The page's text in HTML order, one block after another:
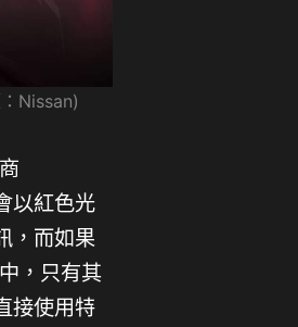
Nissan)
以紅色光
，而如果
，只有其
接使用特